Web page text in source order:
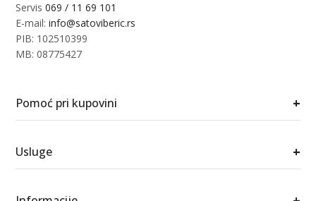
Servis069 / 11 69 101
E-mail:info@satoviberic.rs
PIB: 102510399
MB: 08775427
Pomoć pri kupovini +
Usluge +